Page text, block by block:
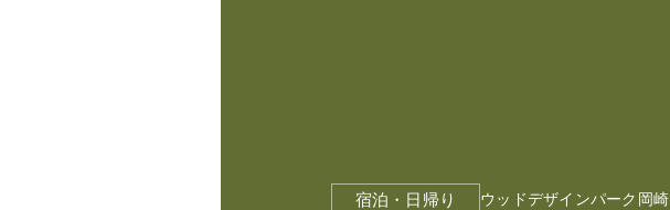
宿泊・日帰り ウッドデザインパーク岡崎